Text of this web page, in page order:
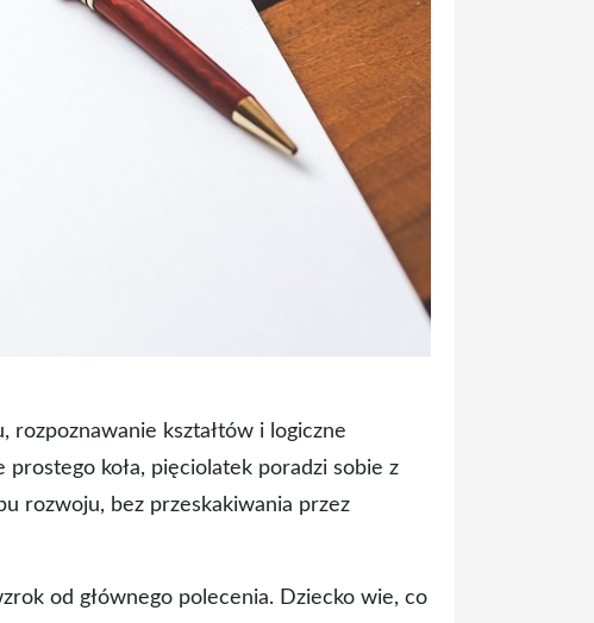
rozpoznawanie kształtów i logiczne
koła, pięciolatek poradzi sobie z
rozwoju, bez przeskakiwania przez
od głównego polecenia. Dziecko wie, co